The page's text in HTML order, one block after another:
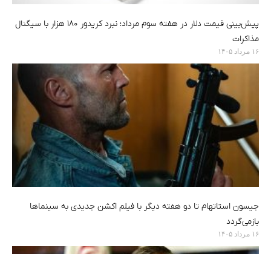
پیش‌بینی قیمت دلار در هفته سوم مرداد؛ نبرد کریدور ۱۸۰ هزار با سیگنال
مذاکرات
۱۶ مرداد ۱۴۰۵
جیسون استاتهام تا دو هفته دیگر با فیلم اکشن جدیدی به سینماها
بازمی‌گردد
۱۶ مرداد ۱۴۰۵